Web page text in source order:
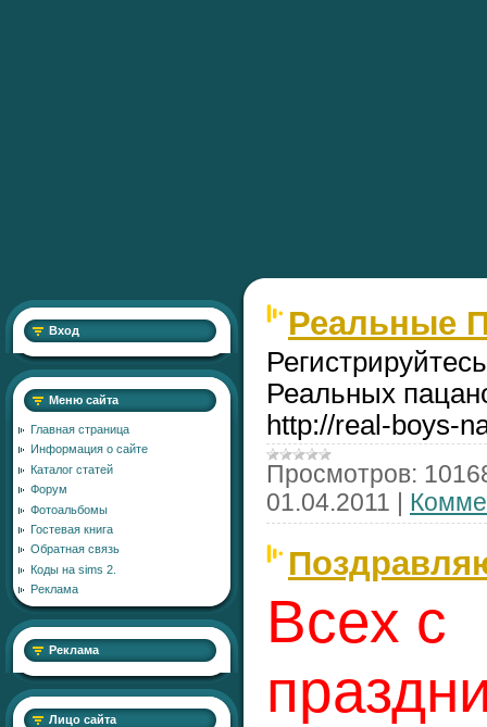
Вход
Меню сайта
Главная страница
Информация о сайте
Каталог статей
Форум
Фотоальбомы
Гостевая книга
Обратная связь
Коды на sims 2.
Реклама
Реклама
Лицо сайта
Реальные
Реальных
http://real-boys-
Просмотров:
01.04.2011
Всех с